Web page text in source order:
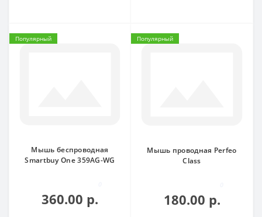
Популярный
Мышь беспроводная
Smartbuy One 359AG-WG
360.00 р.
Популярный
Мышь проводная Perfeo
Class
180.00 р.